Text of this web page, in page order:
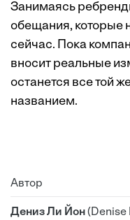
Занимаясь
обещания, которые
сейчас. Пока
вносит реальные
останется все той
названием.
Автор
Дениз Ли Йон(Denise